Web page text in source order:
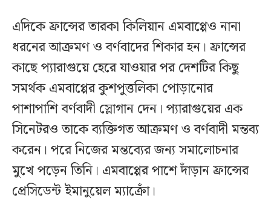
এদিকে ফ্রান্সের তারকা কিলিয়ান এমবাপ্পেও নানা
ধরনের আক্রমণ ও বর্ণবাদের শিকার হন। ফ্রান্সের
কাছে প্যারাগুয়ে হেরে যাওয়ার পর দেশটির কিছু
সমর্থক এমবাপ্পের কুশপুত্তলিকা পোড়ানোর
পাশাপাশি বর্ণবাদী স্লোগান দেন। প্যারাগুয়ের এক
সিনেটরও তাকে ব্যক্তিগত আক্রমণ ও বর্ণবাদী মন্তব্য
করেন। পরে নিজের মন্তব্যের জন্য সমালোচনার
মুখে পড়েন তিনি। এমবাপ্পের পাশে দাঁড়ান ফ্রান্সের
প্রেসিডেন্ট ইমানুয়েল ম্যাক্রোঁ।